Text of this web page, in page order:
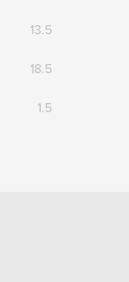
13.5
18.5
1.5